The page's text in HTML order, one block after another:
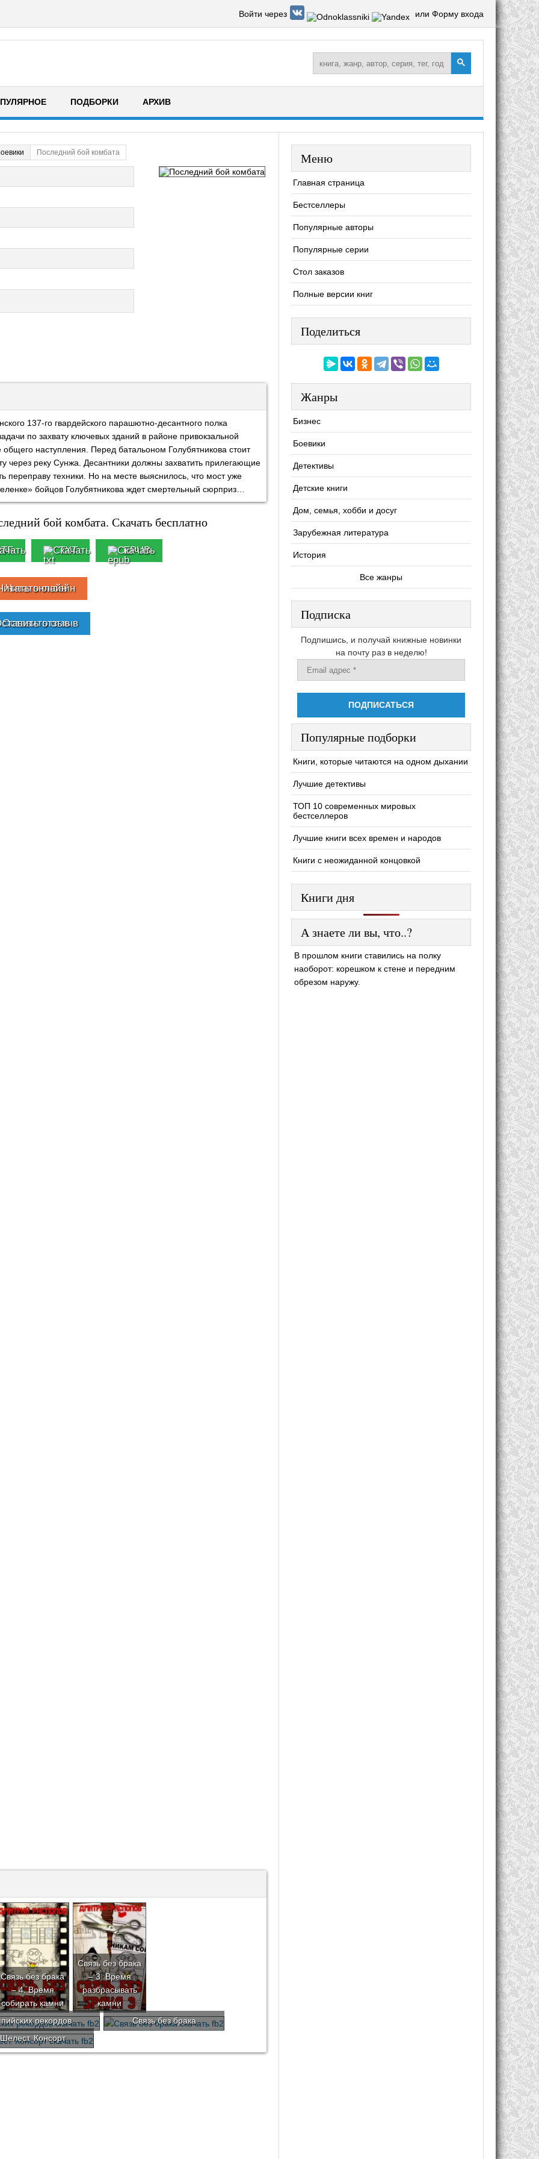
Войти через или Форму входа
ПОДБОРКИ АРХИВ
Последний бой комбата
137-го гвардейского парашютно-десантного полка
по захвату ключевых зданий в районе привокзальной
наступления. Перед батальоном Голубятникова стоит
через реку Сунжа. Десантники должны захватить прилегающие
переправу техники. Но на месте выяснилось, что мост уже
бойцов Голубятникова ждет смертельный сюрприз…
бой комбата. Скачать бесплатно
TXT EPUB
Читать онлайн
Оставить отзыв
Связь без брака
– 4. Время
собирать камни
Связь без брака
– 3. Время
разбрасывать
камни
рекордов
Связь без брака
Шелест. Консорт
Меню
Главная страница
Бестселлеры
Популярные авторы
Популярные серии
Стол заказов
Полные версии книг
Поделиться
Жанры
Бизнес
Боевики
Детективы
Детские книги
Дом, семья, хобби и досуг
Зарубежная литература
История
Все жанры
Подписка
Подпишись, и получай книжные новинки
на почту раз в неделю!
Популярные подборки
Книги, которые читаются на одном дыхании
Лучшие детективы
ТОП 10 современных мировых
бестселлеров
Лучшие книги всех времен и народов
Книги с неожиданной концовкой
Книги дня
А знаете ли вы, что..?
В прошлом книги ставились на полку
наоборот: корешком к стене и передним
обрезом наружу.